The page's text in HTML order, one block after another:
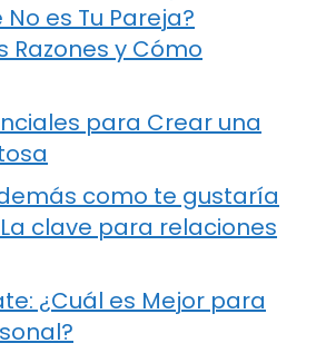
es Tu Pareja?
Razones y Cómo
para Crear una
como te gustaría
clave para relaciones
¿Cuál es Mejor para